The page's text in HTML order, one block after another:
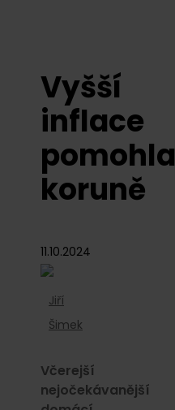
Vyšší
inflace
pomohla
koruně
11.10.2024
Jiří
Šimek
Včerejší
nejočekávanější